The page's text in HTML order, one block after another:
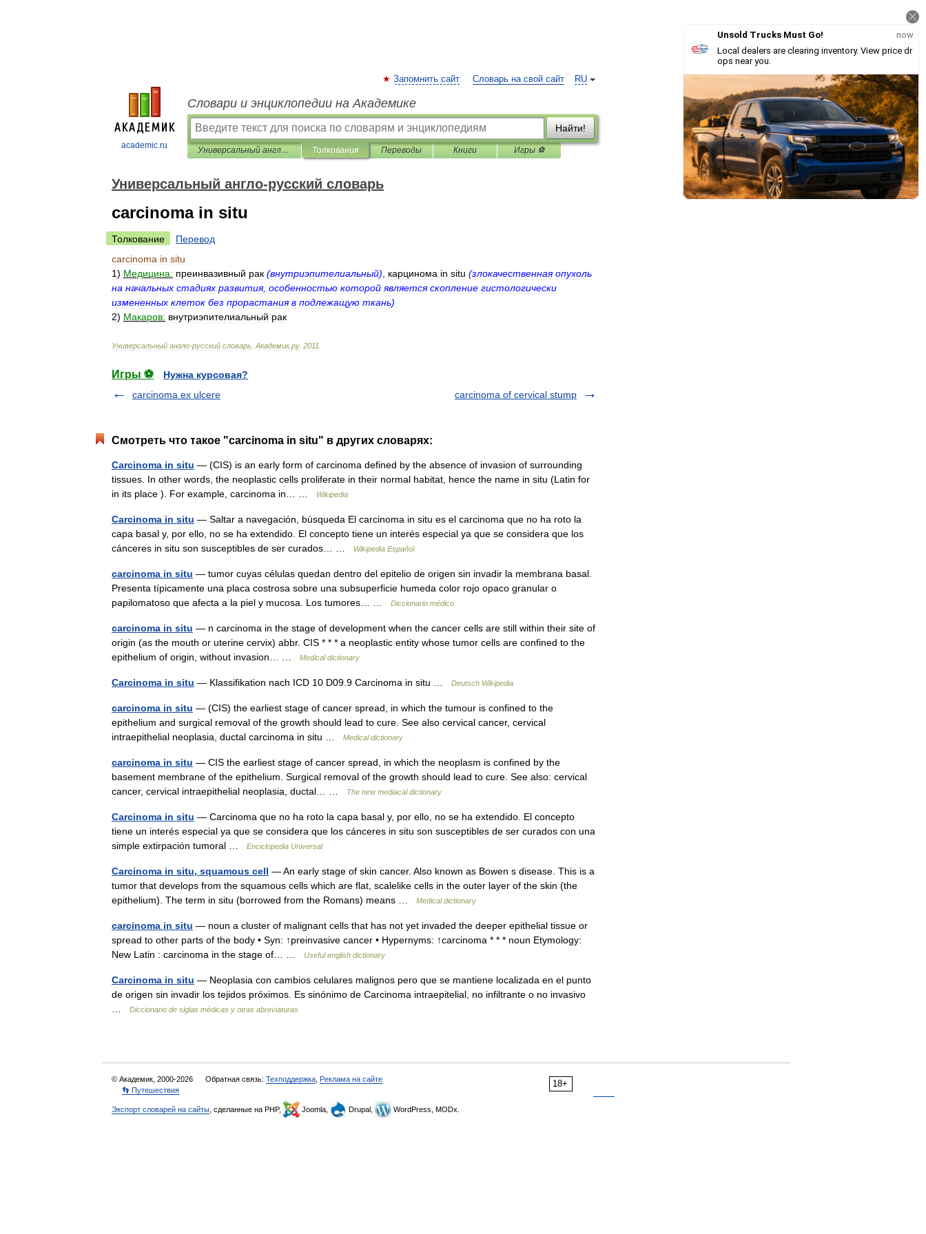
academic.ru
RU
Запомнить сайт Словарь на свой сайт
Словари и энциклопедии на Академике
Найти!
Универсальный англо-русский словарь Толкования Переводы Книги Игры ⚽
Универсальный англо-русский словарь
carcinoma in situ
Толкование
Перевод
carcinoma in situ
1) Медицина: преинвазивный рак (внутриэпителиальный) карцинома in situ (злокачественная опухоль
на начальных стадиях развития, особенностью которой является скопление гистологически
измененных клеток без прорастания в подлежащую ткань)
2) Макаров: внутриэпителиальный рак
Универсальный англо-русский словарь Академик.ру. 2011
Игры ⚽
Нужна курсовая?
carcinoma ex ulcere
carcinoma of cervical stump
Смотреть что такое "carcinoma in situ" в других словарях:
Carcinoma in situ — (CIS) is an early form of carcinoma defined by the absence of invasion of surrounding
tissues. In other words, the neoplastic cells proliferate in their normal habitat, hence the name in situ (Latin for
in its place ). For example, carcinoma in… …
Wikipedia
Carcinoma in situ — Saltar a navegación, búsqueda El carcinoma in situ es el carcinoma que no ha roto la
capa basal y, por ello, no se ha extendido. El concepto tiene un interés especial ya que se considera que los
cánceres in situ son susceptibles de ser curados… …
Wikipedia Español
carcinoma in situ — tumor cuyas células quedan dentro del epitelio de origen sin invadir la membrana basal.
Presenta típicamente una placa costrosa sobre una subsuperficie humeda color rojo opaco granular o
papilomatoso que afecta a la piel y mucosa. Los tumores… …
Diccionario médico
carcinoma in situ — n carcinoma in the stage of development when the cancer cells are still within their site of
origin (as the mouth or uterine cervix) abbr. CIS * * * a neoplastic entity whose tumor cells are confined to the
epithelium of origin, without invasion… …
Medical dictionary
Carcinoma in situ — Klassifikation nach ICD 10 D09.9 Carcinoma in situ … Deutsch Wikipedia
carcinoma in situ — (CIS) the earliest stage of cancer spread, in which the tumour is confined to the
epithelium and surgical removal of the growth should lead to cure. See also cervical cancer, cervical
intraepithelial neoplasia, ductal carcinoma in situ …
Medical dictionary
carcinoma in situ — CIS the earliest stage of cancer spread, in which the neoplasm is confined by the
basement membrane of the epithelium. Surgical removal of the growth should lead to cure. See also: cervical
cancer, cervical intraepithelial neoplasia, ductal… …
The new mediacal dictionary
Carcinoma in situ — Carcinoma que no ha roto la capa basal y, por ello, no se ha extendido. El concepto
tiene un interés especial ya que se considera que los cánceres in situ son susceptibles de ser curados con una
simple extirpación tumoral …
Enciclopedia Universal
Carcinoma in situ, squamous cell — An early stage of skin cancer. Also known as Bowen s disease. This is a
tumor that develops from the squamous cells which are flat, scalelike cells in the outer layer of the skin (the
epithelium). The term in situ (borrowed from the Romans) means …
Medical dictionary
carcinoma in situ — noun a cluster of malignant cells that has not yet invaded the deeper epithelial tissue or
spread to other parts of the body • Syn: ↑preinvasive cancer • Hypernyms: ↑carcinoma * * * noun Etymology:
New Latin : carcinoma in the stage of… …
Useful english dictionary
Carcinoma in situ — Neoplasia con cambios celulares malignos pero que se mantiene localizada en el punto
de origen sin invadir los tejidos próximos. Es sinónimo de Carcinoma intraepitelial, no infiltrante o no invasivo
Diccionario de siglas médicas y otras abreviaturas
18+
© Академик, 2000-2026 Обратная связь: Техподдержка Реклама на сайте
👣 Путешествия
Экспорт словарей на сайты , сделанные на PHP, Joomla, Drupal, WordPress, MODx.